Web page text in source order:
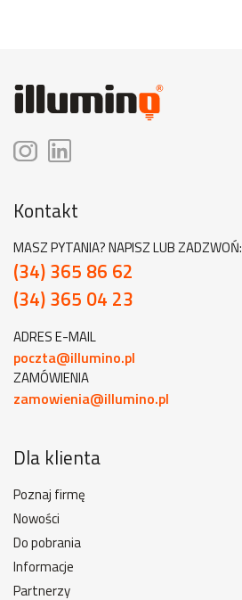
Kontakt
MASZ PYTANIA? NAPISZ LUB ZADZWOŃ:
(34) 365 86 62
(34) 365 04 23
ADRES E-MAIL
poczta@illumino.pl
ZAMÓWIENIA
zamowienia@illumino.pl
Dla klienta
Poznaj firmę
Nowości
Do pobrania
Informacje
Partnerzy